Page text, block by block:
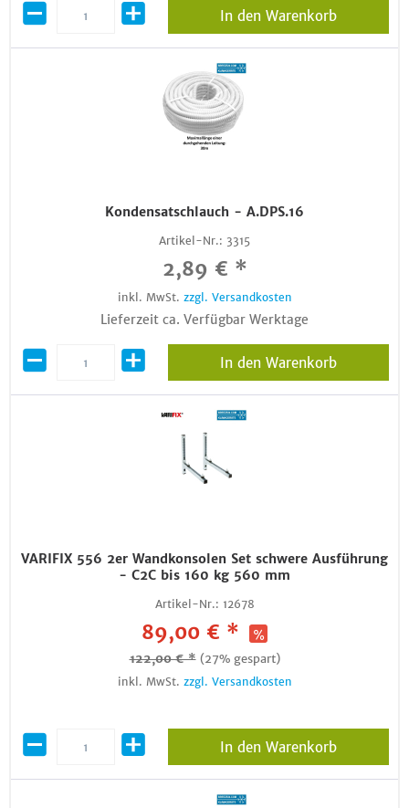
In den Warenkorb
Kondensatschlauch - A.DPS.16
Artikel-Nr.: 3315
2,89 € *
inkl. MwSt. zzgl. Versandkosten
Lieferzeit ca. Verfügbar Werktage
In den Warenkorb
VARIFIX 556 2er Wandkonsolen Set schwere Ausführung
- C2C bis 160 kg 560 mm
Artikel-Nr.: 12678
89,00 € *
122,00 € * (27% gespart)
inkl. MwSt. zzgl. Versandkosten
In den Warenkorb